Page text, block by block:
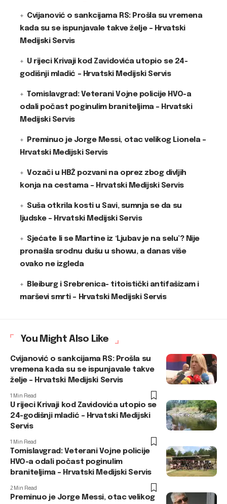
Cvijanović o sankcijama RS: Prošla su vremena
kada su se ispunjavale takve želje – Hrvatski
Medijski Servis
U rijeci Krivaji kod Zavidovića utopio se 24-
godišnji mladić – Hrvatski Medijski Servis
Tomislavgrad: Veterani Vojne policije HVO-a
odali počast poginulim braniteljima – Hrvatski
Medijski Servis
Preminuo je Jorge Messi, otac velikog Lionela –
Hrvatski Medijski Servis
Vozači u HBŽ pozvani na oprez zbog divljih
konja na cestama – Hrvatski Medijski Servis
Suša otkrila kosti u Savi, sumnja se da su
ljudske – Hrvatski Medijski Servis
Sjećate li se Martine iz ‘Ljubav je na selu’? Nije
pronašla srodnu dušu u showu, a danas više
ovako ne izgleda
Bleiburg i Srebrenica- titoistički antifašizam i
marševi smrti – Hrvatski Medijski Servis
You Might Also Like
Cvijanović o sankcijama RS: Prošla su
vremena kada su se ispunjavale takve
želje – Hrvatski Medijski Servis
1 Min Read
U rijeci Krivaji kod Zavidovića utopio se
24-godišnji mladić – Hrvatski Medijski
Servis
1 Min Read
Tomislavgrad: Veterani Vojne policije
HVO-a odali počast poginulim
braniteljima – Hrvatski Medijski Servis
2 Min Read
Preminuo je Jorge Messi, otac velikog